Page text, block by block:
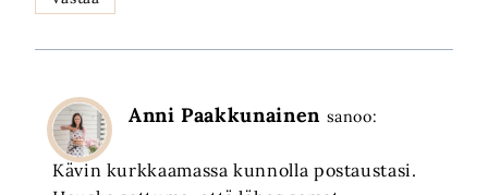
Anni Paakkunainen sanoo:
Kävin kurkkaamassa kunnolla postaustasi.